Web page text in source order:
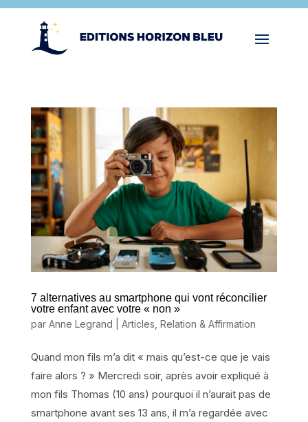
7 alternatives au smartphone qui vont réconcilier
votre enfant avec votre « non »
par Anne Legrand Articles Relation & Affirmation
Quand mon fils m’a dit « mais qu’est-ce que je vais
faire alors ? » Mercredi soir, après avoir expliqué à
mon fils Thomas (10 ans) pourquoi il n’aurait pas de
smartphone avant ses 13 ans, il m’a regardée avec